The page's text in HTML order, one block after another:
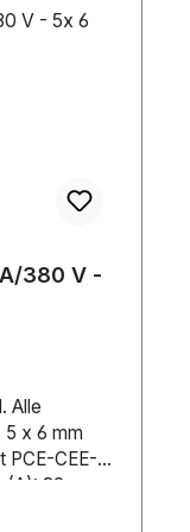
380 V -
Alle
5 x 6 mm
PCE-CEE-
(A): 32